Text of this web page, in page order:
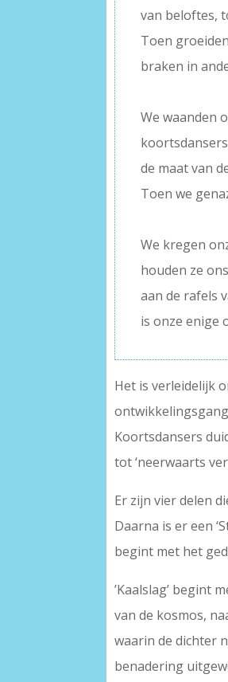
van beloftes,
Toen
braken in
We waanden
de maat van
Toen we
We kregen
houden ze
aan de rafels
is onze enige
Het is verleidelijk
Koortsdansers
tot ‘neerwaarts
Er zijn vier delen
Daarna is er een
begint met het
’Kaalslag’ begint
van de kosmos,
waarin de dichter
benadering